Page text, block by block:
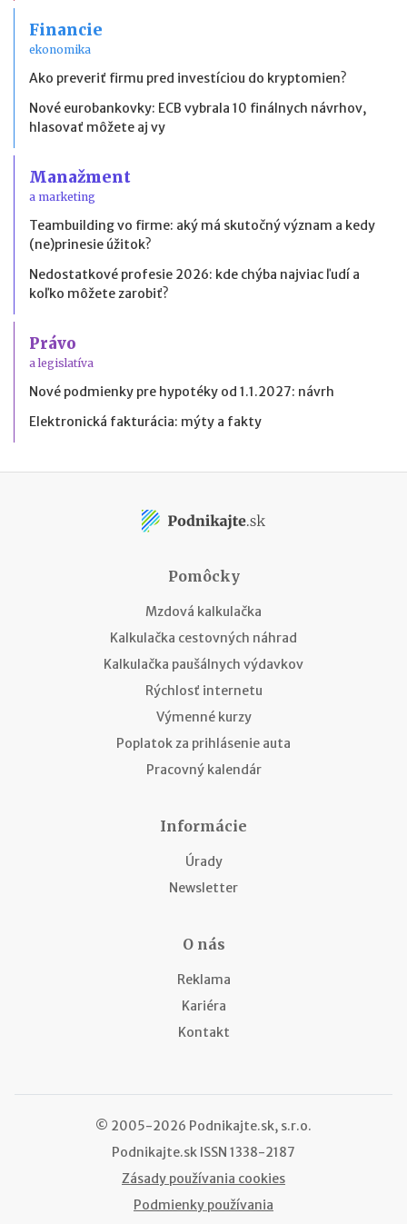
Financie
ekonomika
Ako preveriť firmu pred investíciou do kryptomien?
Nové eurobankovky: ECB vybrala 10 finálnych návrhov,
hlasovať môžete aj vy
Manažment
a marketing
Teambuilding vo firme: aký má skutočný význam a kedy
(ne)prinesie úžitok?
Nedostatkové profesie 2026: kde chýba najviac ľudí a
koľko môžete zarobiť?
Právo
a legislatíva
Nové podmienky pre hypotéky od 1.1.2027: návrh
Elektronická fakturácia: mýty a fakty
Pomôcky
Mzdová kalkulačka
Kalkulačka cestovných náhrad
Kalkulačka paušálnych výdavkov
Rýchlosť internetu
Výmenné kurzy
Poplatok za prihlásenie auta
Pracovný kalendár
Informácie
Úrady
Newsletter
O nás
Reklama
Kariéra
Kontakt
© 2005-2026 Podnikajte.sk, s.r.o.
Podnikajte.sk ISSN 1338-2187
Zásady používania cookies
Podmienky používania